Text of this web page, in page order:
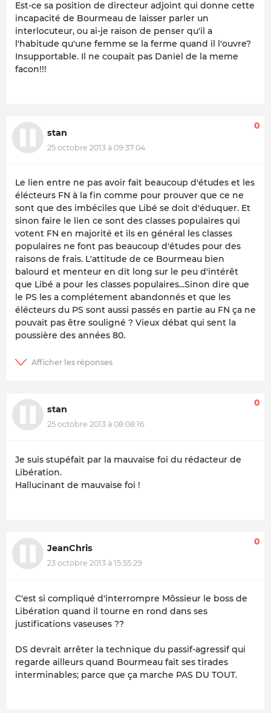
Est-ce sa position de directeur adjoint qui donne cette
incapacité de Bourmeau de laisser parler un
interlocuteur, ou ai-je raison de penser qu'il a
l'habitude qu'une femme se la ferme quand il l'ouvre?
Insupportable. Il ne coupait pas Daniel de la meme
facon!!!
stan
25 octobre 2013 à 09:37:04
0
Le lien entre ne pas avoir fait beaucoup d'études et les
élécteurs FN à la fin comme pour prouver que ce ne
sont que des imbéciles que Libé se doit d'éduquer. Et
sinon faire le lien ce sont des classes populaires qui
votent FN en majorité et ils en général les classes
populaires ne font pas beaucoup d'études pour des
raisons de frais. L'attitude de ce Bourmeau bien
balourd et menteur en dit long sur le peu d'intérêt
que Libé a pour les classes populaires...Sinon dire que
le PS les a complétement abandonnés et que les
élécteurs du PS sont aussi passés en partie au FN ça ne
pouvait pas être souligné ? Vieux débat qui sent la
poussière des années 80.
stan
25 octobre 2013 à 08:08:16
0
Je suis stupéfait par la mauvaise foi du rédacteur de
Libération.
Hallucinant de mauvaise foi !
JeanChris
23 octobre 2013 à 15:55:29
0
C'est si compliqué d'interrompre Môssieur le boss de
Libération quand il tourne en rond dans ses
justifications vaseuses ??
DS devrait arrêter la technique du passif-agressif qui
regarde ailleurs quand Bourmeau fait ses tirades
interminables; parce que ça marche PAS DU TOUT.